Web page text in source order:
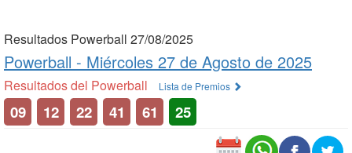
Resultados Powerball 27/08/2025
Powerball - Miércoles 27 de Agosto de 2025
Resultados del Powerball Lista de Premios
09 12 22 41 61 25